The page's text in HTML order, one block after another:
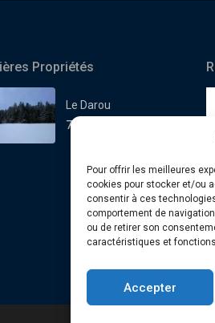
Pour offrir les meilleures
cookies pour stocker et/ou
consentir à ces
comportement de
ou de retirer son
caractéristiques et
Accepter
Propriétés
Le Darou
70€